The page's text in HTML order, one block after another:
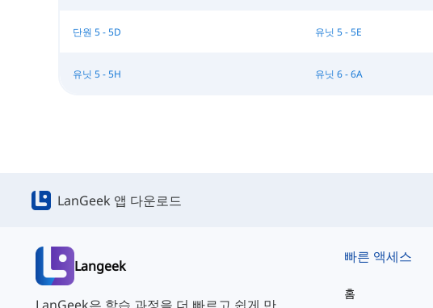
단원 5 - 5D 유닛 5 - 5E
유닛 5 - 5H 유닛 6 - 6A
LanGeek 앱 다운로드
Langeek
빠른 액세스
홈